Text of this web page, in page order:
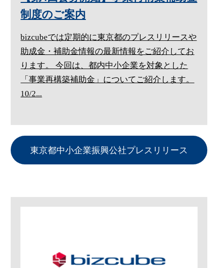
制度のご案内
bizcubeでは定期的に東京都のプレスリリースや
助成金・補助金情報の最新情報をご紹介してお
ります。 今回は、都内中小企業を対象とした
「事業再構築補助金」についてご紹介します。
10/2...
東京都中小企業振興公社プレスリリース